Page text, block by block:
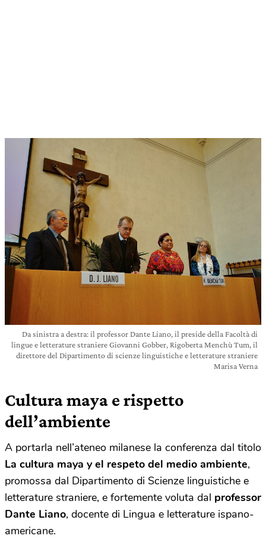
Da sinistra a destra: il professor Dante Liano, il preside della Facoltà di
lingue e letterature straniere Giovanni Gobber, Rigoberta Menchù Tum, il
direttore del Dipartimento di scienze linguistiche e letterature straniere
Marisa Verna
Cultura maya e rispetto
dell’ambiente
A portarla nell’ateneo milanese la conferenza dal titolo
La cultura maya y el respeto del medio ambiente,
promossa dal Dipartimento di Scienze linguistiche e
letterature straniere, e fortemente voluta dal professor
Dante Liano, docente di Lingua e letterature ispano-
americane.